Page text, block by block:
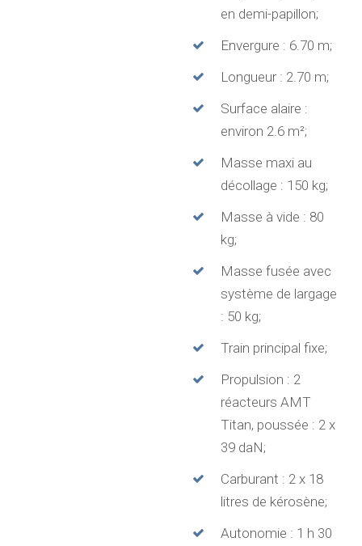
en demi-papillon;
Envergure : 6.70 m;
Longueur : 2.70 m;
Surface alaire :
environ 2.6 m²;
Masse maxi au
décollage : 150 kg;
Masse à vide : 80
kg;
Masse fusée avec
système de largage
: 50 kg;
Train principal fixe;
Propulsion : 2
réacteurs AMT
Titan, poussée : 2 x
39 daN;
Carburant : 2 x 18
litres de kérosène;
Autonomie : 1 h 30